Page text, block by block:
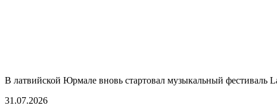
В латвийской Юрмале вновь стартовал музыкальный фестиваль
31.07.2026